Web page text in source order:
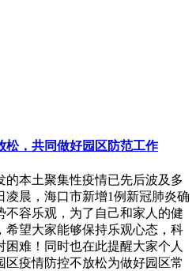
松，共同做好园区防范工作
的本土聚集性疫情已先后波及多
凌晨，海口市新增1例新冠肺炎确
不容乐观，为了自己和家人的健
希望大家能够保持乐观心态，科
难！同时也在此提醒大家个人
区疫情防控不放松为做好园区常